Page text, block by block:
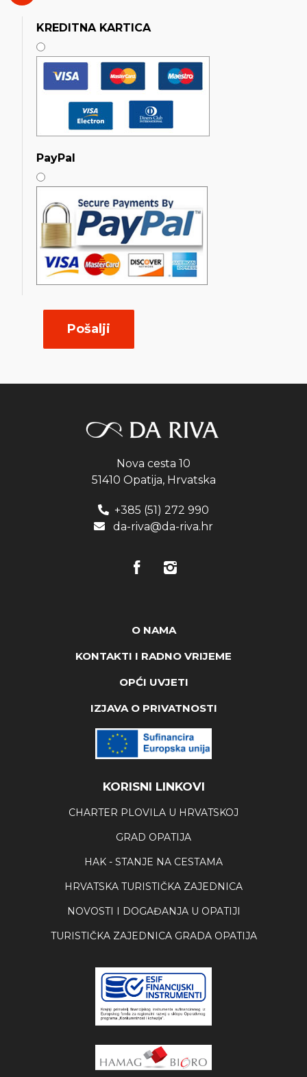
KREDITNA KARTICA
PayPal
Pošalji
Nova cesta 10
51410 Opatija, Hrvatska
+385 (51) 272 990
da-riva@da-riva.hr
O NAMA
KONTAKTI I RADNO VRIJEME
OPĆI UVJETI
IZJAVA O PRIVATNOSTI
KORISNI LINKOVI
CHARTER PLOVILA U HRVATSKOJ
GRAD OPATIJA
HAK - STANJE NA CESTAMA
HRVATSKA TURISTIČKA ZAJEDNICA
NOVOSTI I DOGAĐANJA U OPATIJI
TURISTIČKA ZAJEDNICA GRADA OPATIJA